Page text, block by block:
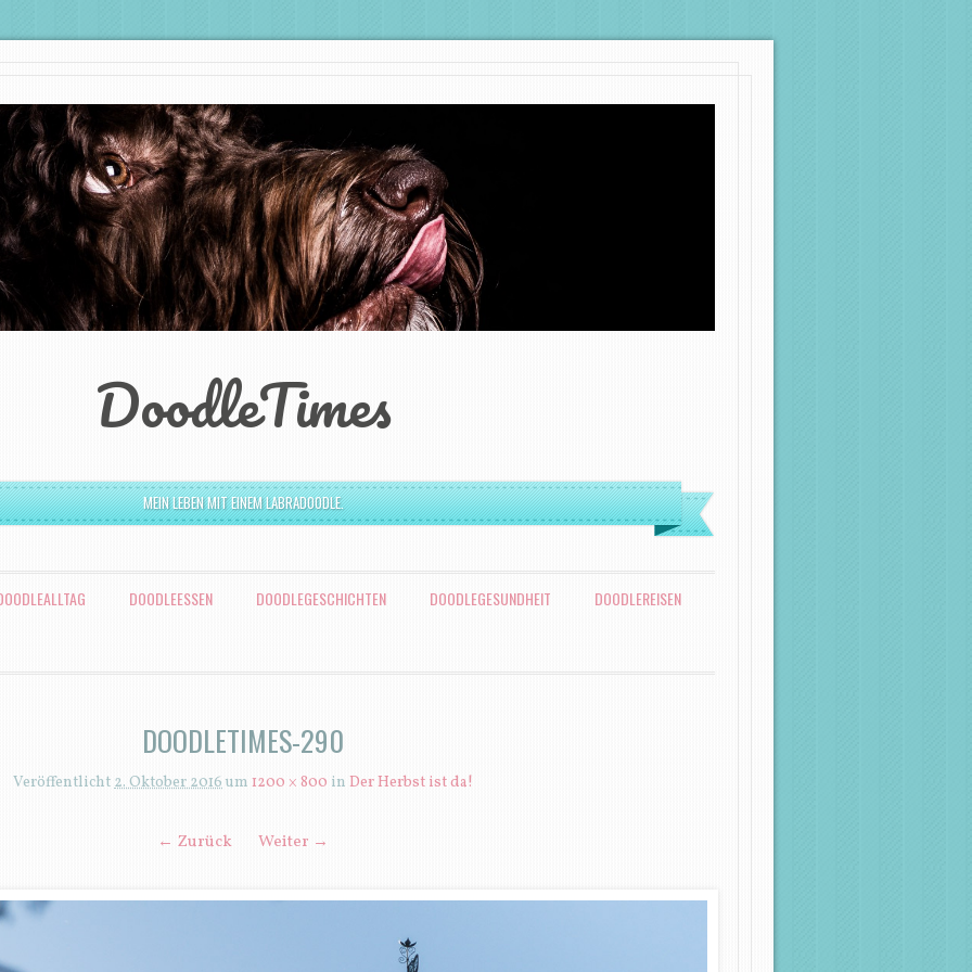
DoodleTimes
MEIN LEBEN MIT EINEM LABRADOODLE.
DOODLEESSEN DOODLEGESCHICHTEN DOODLEGESUNDHEIT DOODLEREISEN
DOODLETIMES-290
Veröffentlicht2. Oktober 2016um 1200 × 800 in Der Herbst ist da!
← Zurück Weiter →